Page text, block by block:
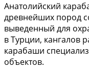
Анатолийский
древнейших пород
выведенный для
в Турции, кангалов
карабаши
объектов.